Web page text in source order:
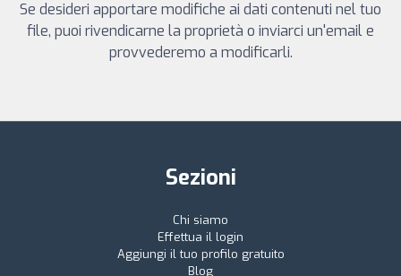
Se desideri apportare modifiche ai dati contenuti nel tuo
file, puoi rivendicarne la proprietà o inviarci un'email e
provvederemo a modificarli.
Sezioni
Chi siamo
Effettua il login
Aggiungi il tuo profilo gratuito
Blog